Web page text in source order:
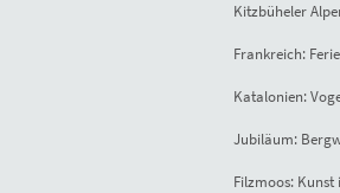
Kitzbüheler
Frankreich:
Katalonien:
Jubiläum:
Filzmoos: Kunst